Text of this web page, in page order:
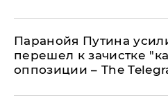
Паранойя Путина
перешел к зачистке
оппозиции – The